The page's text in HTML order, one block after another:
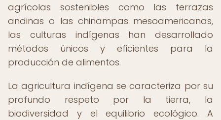
agrícolas sostenibles como las terrazas
andinas o las chinampas mesoamericanas,
las culturas indígenas han desarrollado
métodos únicos y eficientes para la
producción de alimentos.
La agricultura indígena se caracteriza por su
profundo respeto por la tierra, la
biodiversidad y el equilibrio ecológico. A